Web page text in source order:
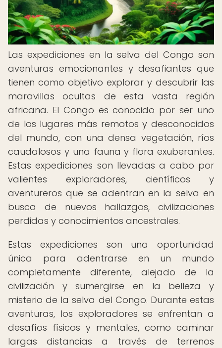
Las expediciones en la selva del Congo son
aventuras emocionantes y desafiantes que
tienen como objetivo explorar y descubrir las
maravillas ocultas de esta vasta región
africana. El Congo es conocido por ser uno
de los lugares más remotos y desconocidos
del mundo, con una densa vegetación, ríos
caudalosos y una fauna y flora exuberantes.
Estas expediciones son llevadas a cabo por
valientes exploradores, científicos y
aventureros que se adentran en la selva en
busca de nuevos hallazgos, civilizaciones
perdidas y conocimientos ancestrales.
Estas expediciones son una oportunidad
única para adentrarse en un mundo
completamente diferente, alejado de la
civilización y sumergirse en la belleza y
misterio de la selva del Congo. Durante estas
aventuras, los exploradores se enfrentan a
desafíos físicos y mentales, como caminar
largas distancias a través de terrenos